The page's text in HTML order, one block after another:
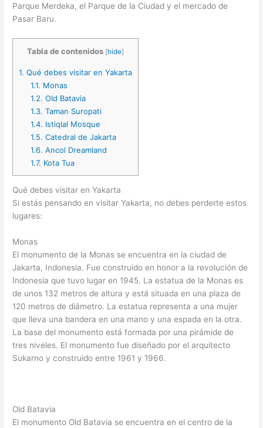
Parque Merdeka, el Parque de la Ciudad y el mercado de
Pasar Baru.
Tabla de contenidos [hide]
1. Qué debes visitar en Yakarta
1.1. Monas
1.2. Old Batavia
1.3. Taman Suropati
1.4. Istiqlal Mosque
1.5. Catedral de Jakarta
1.6. Ancol Dreamland
1.7. Kota Tua
Qué debes visitar en Yakarta
Si estás pensando en visitar Yakarta, no debes perderte estos
lugares:
Monas
El monumento de la Monas se encuentra en la ciudad de
Jakarta, Indonesia. Fue construido en honor a la revolución de
Indonesia que tuvo lugar en 1945. La estatua de la Monas es
de unos 132 metros de altura y está situada en una plaza de
120 metros de diámetro. La estatua representa a una mujer
que lleva una bandera en una mano y una espada en la otra.
La base del monumento está formada por una pirámide de
tres niveles. El monumento fue diseñado por el arquitecto
Sukarno y construido entre 1961 y 1966.
Old Batavia
El monumento Old Batavia se encuentra en el centro de la